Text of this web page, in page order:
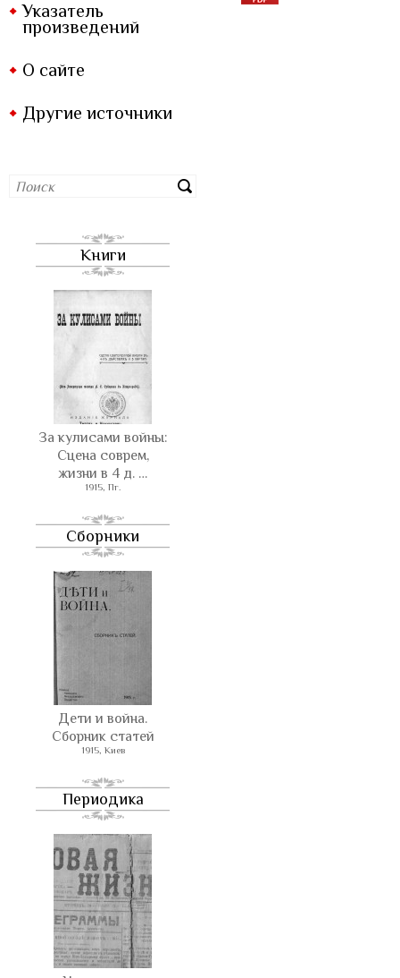
Указатель
произведений
О сайте
Другие источники
Книги
За кулисами войны:
Сцена соврем,
жизни в 4 д. …
1915, Пг.
Сборники
Дети и война.
Сборник статей
1915, Киев
Периодика